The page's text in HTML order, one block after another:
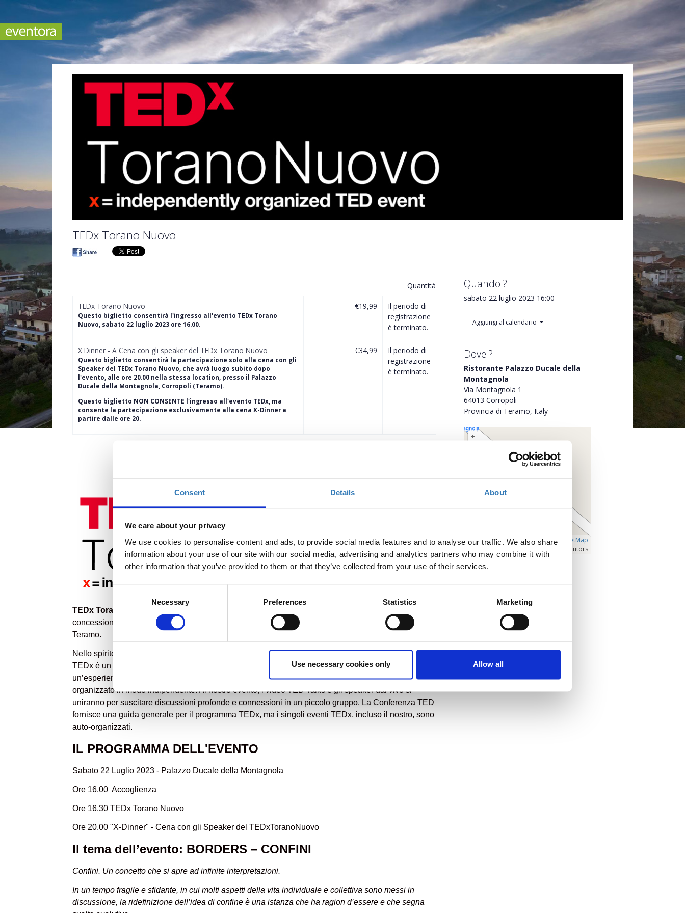
Consent Details About
We care about your privacy
We use cookies to personalise content and ads, to provide social media features and to analyse our traffic. We also share
information about your use of our site with our social media, advertising and analytics partners who may combine it with
other information that you’ve provided to them or that they’ve collected from your use of their services.
Necessary Preferences Statistics Marketing
Use necessary cookies only Allow all
TEDx Torano Nuovo
Quantità
TEDx Torano Nuovo
Questo biglietto consentirà l'ingresso all'evento TEDx Torano
Nuovo, sabato 22 luglio 2023 ore 16.00.
€19,99
Il periodo di
registrazione
è terminato.
X Dinner - A Cena con gli speaker del TEDx Torano Nuovo
Questo biglietto consentirà la partecipazione solo alla cena con gli
Speaker del TEDx Torano Nuovo, che avrà luogo subito dopo
l'evento, alle ore 20.00 nella stessa location, presso il Palazzo
Ducale della Montagnola, Corropoli (Teramo).
Questo biglietto NON CONSENTE l'ingresso all'evento TEDx, ma
consente la partecipazione esclusivamente alla cena X-Dinner a
partire dalle ore 20.
€34,99
Il periodo di
registrazione
è terminato.
TEDx Torano Nuovo
concessione dell'apposita licenza concessa da TED. Si tratta del primo evento TEDx in provincia di
Teramo.
Nello spirito delle idee che vale la pena diffondere, TED ha creato un programma chiamato TEDx.
TEDx è un programma di eventi locali auto-organizzati che riuniscono le persone per condividere
un’esperienza simile a TED. Il nostro evento si chiama TEDxToranoNuovo, dove x = evento TED
organizzato in modo indipendente. Al nostro evento, i video TED Talks e gli speaker dal vivo si
uniranno per suscitare discussioni profonde e connessioni in un piccolo gruppo. La Conferenza TED
fornisce una guida generale per il programma TEDx, ma i singoli eventi TEDx, incluso il nostro, sono
auto-organizzati.
IL PROGRAMMA DELL'EVENTO
Sabato 22 Luglio 2023 - Palazzo Ducale della Montagnola
Ore 16.00 Accoglienza
Ore 16.30 TEDx Torano Nuovo
Ore 20.00 "X-Dinner" - Cena con gli Speaker del TEDxToranoNuovo
Il tema dell’evento: BORDERS – CONFINI
Confini. Un concetto che si apre ad infinite interpretazioni.
In un tempo fragile e sfidante, in cui molti aspetti della vita individuale e collettiva sono messi in
discussione, la ridefinizione dell’idea di confine è una istanza che ha ragion d’essere e che segna
Quando ?
sabato 22 luglio 2023 16:00
Aggiungi al calendario
Dove ?
Ristorante Palazzo Ducale della
Montagnola
Via Montagnola 1
64013 Corropoli
Provincia di Teramo, Italy
+
Â©OpenLayers |OpenStreetMap
contributors
Clicca per ingrandire la mappa
Contatto
Contatta l'organizzatore